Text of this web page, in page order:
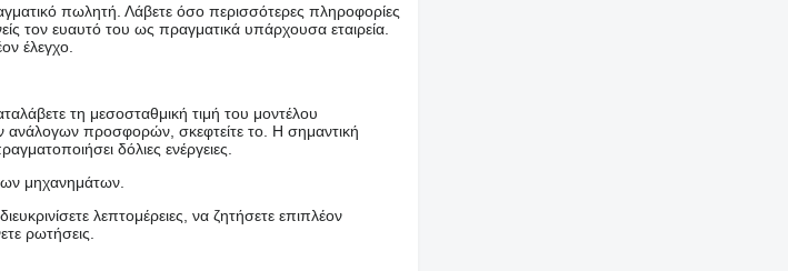
πωλητή. Λάβετε όσο περισσότερες πληροφορίες
τον ευαυτό του ως πραγματικά υπάρχουσα εταιρεία.
έλεγχο.
τη μεσοσταθμική τιμή του μοντέλου
ανάλογων προσφορών, σκεφτείτε το. Η σημαντική
δόλιες ενέργειες.
μηχανημάτων.
λεπτομέρειες, να ζητήσετε επιπλέον
ρωτήσεις.